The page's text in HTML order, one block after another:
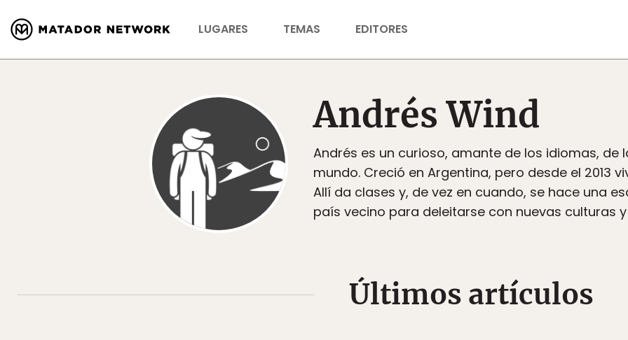
LUGARES TEMAS EDITORES
Andrés Wind
Andrés es un curioso, amante de los idiomas, de
mundo. Creció en Argentina, pero desde el 2013
Allí da clases y, de vez en cuando, se hace una
país vecino para deleitarse con nuevas culturas
Últimos artículos